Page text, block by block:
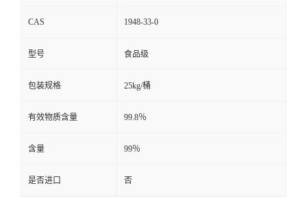
CAS 1948-33-0
型号 食品级
包装规格 25kg/桶
有效物质含量 99.8％
含量 99％
是否进口 否